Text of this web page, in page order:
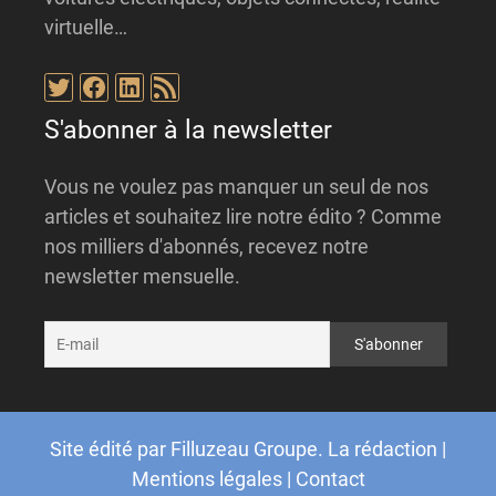
virtuelle…
Twitter
Facebook
LinkedIn
Flux RSS
S'abonner à la newsletter
Vous ne voulez pas manquer un seul de nos
articles et souhaitez lire notre édito ? Comme
nos milliers d'abonnés, recevez notre
newsletter mensuelle.
Site édité par Filluzeau Groupe. La rédaction |
Mentions légales| Contact